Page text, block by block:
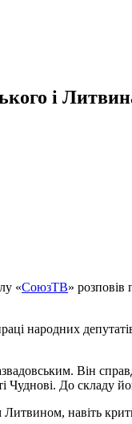
і
«СоюзТВ»
народних
Він
До складу
навіть